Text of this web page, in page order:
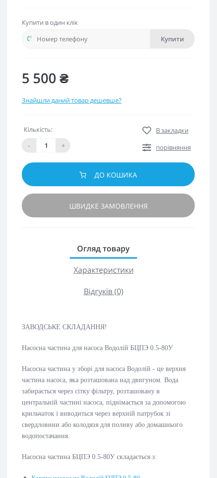
Купити в один клік
Купити
5 500 ₴
Знайшли даний товар дешевше?
Кількість:
-
+
В закладки
порівняння
ДО КОШИКА
ШВИДКЕ ЗАМОВЛЕННЯ
Огляд товару
Характеристики
Відгуків (0)
ЗАВОДСЬКЕ СКЛАДАННЯ!
Насосна частина для насоса Водолій БЦПЭ 0.5-80У
Насосна частина у зборі для насоса Водолій - це верхня
частина насоса, яка розташована над двигуном. Вода
забирається через сітку фільтру, розташовану в
центральній частині насоса, піднімається за допомогою
крильчаток і виводиться через верхній патрубок зі
свердловини або колодязя для поливу або домашнього
водопостачання.
Насосна частина БЦПЭ 0.5-80У складається з: